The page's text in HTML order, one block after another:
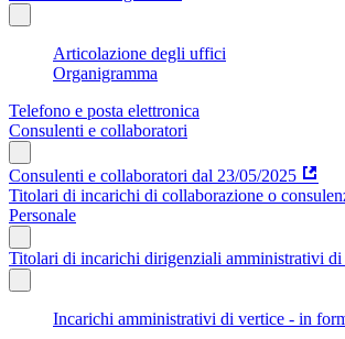
Articolazione degli uffici
Organigramma
Telefono e posta elettronica
Consulenti e collaboratori
Consulenti e collaboratori dal 23/05/2025
Titolari di incarichi di collaborazione o
Personale
Titolari di incarichi dirigenziali amministrativi di
Incarichi amministrativi di vertice - in